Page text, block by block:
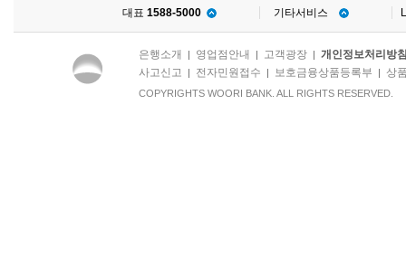
대표 1588-5000 기타서비스
은행소개 | 영업점안내 | 고객광장| 개인정보처리방
사고신고 | 전자민원접수 | 보호금융상품등록부 | 상
COPYRIGHTS WOORI BANK. ALL RIGHTS RESERVED.